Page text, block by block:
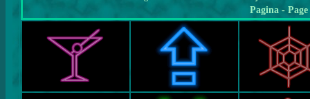
Pagina -